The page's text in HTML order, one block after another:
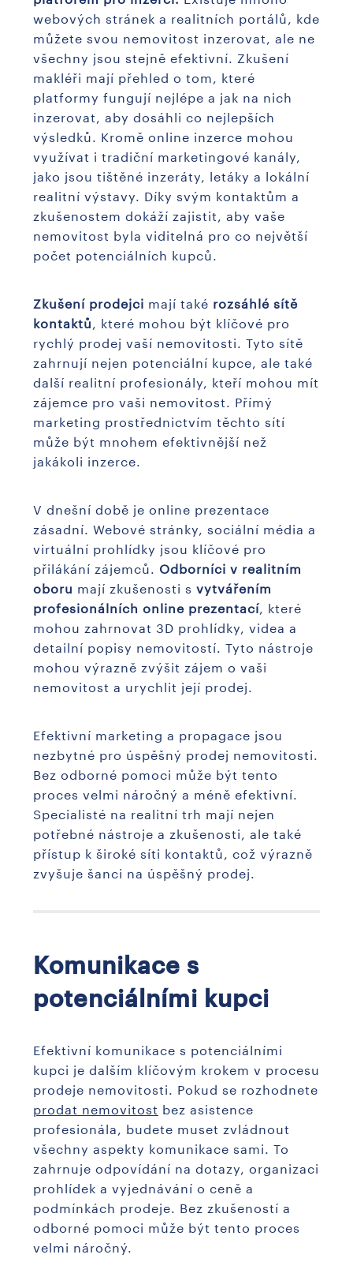
webových stránek a realitních portálů, kde
můžete svou nemovitost inzerovat, ale ne
všechny jsou stejně efektivní. Zkušení
makléři mají přehled o tom, které
platformy fungují nejlépe a jak na nich
inzerovat, aby dosáhli co nejlepších
výsledků. Kromě online inzerce mohou
využívat i tradiční marketingové kanály,
jako jsou tištěné inzeráty, letáky a lokální
realitní výstavy. Díky svým kontaktům a
zkušenostem dokáží zajistit, aby vaše
nemovitost byla viditelná pro co největší
počet potenciálních kupců.
Zkušení prodejci mají také rozsáhlé sítě
kontaktů , které mohou být klíčové pro
rychlý prodej vaší nemovitosti. Tyto sítě
zahrnují nejen potenciální kupce, ale také
další realitní profesionály, kteří mohou mít
zájemce pro vaši nemovitost. Přímý
marketing prostřednictvím těchto sítí
může být mnohem efektivnější než
jakákoli inzerce.
V dnešní době je online prezentace
zásadní. Webové stránky, sociální média a
virtuální prohlídky jsou klíčové pro
přilákání zájemců. Odborníci v realitním
oboru mají zkušenosti s vytvářením
profesionálních online prezentací, které
mohou zahrnovat 3D prohlídky, videa a
detailní popisy nemovitostí. Tyto nástroje
mohou výrazně zvýšit zájem o vaši
nemovitost a urychlit její prodej.
Efektivní marketing a propagace jsou
nezbytné pro úspěšný prodej nemovitosti.
Bez odborné pomoci může být tento
proces velmi náročný a méně efektivní.
Specialisté na realitní trh mají nejen
potřebné nástroje a zkušenosti, ale také
přístup k široké síti kontaktů, což výrazně
zvyšuje šanci na úspěšný prodej.
Komunikace s
potenciálními kupci
Efektivní komunikace s potenciálními
kupci je dalším klíčovým krokem v procesu
prodeje nemovitosti. Pokud se rozhodnete
prodat nemovitost bez asistence
profesionála, budete muset zvládnout
všechny aspekty komunikace sami. To
zahrnuje odpovídání na dotazy, organizaci
prohlídek a vyjednávání o ceně a
podmínkách prodeje. Bez zkušeností a
odborné pomoci může být tento proces
velmi náročný.